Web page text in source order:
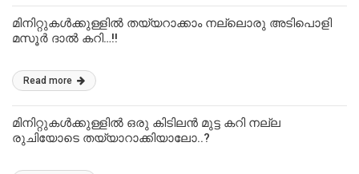
മിനിറ്റുകൾക്കുള്ളിൽ തയ്യറാക്കാം നല്ലൊരു അടിപൊളി
മസൂർ ദാൽ കറി…!!
Read more
മിനിറ്റുകൾക്കുള്ളിൽ ഒരു കിടിലൻ മുട്ട കറി നല്ല
രുചിയോടെ തയ്യാറാക്കിയാലോ..?